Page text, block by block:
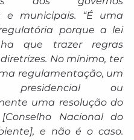
e municipais. “É uma
porque a lei
que trazer regras
No mínimo, ter
regulamentação, um
presidencial ou
uma resolução do
Nacional do
e não é o caso.